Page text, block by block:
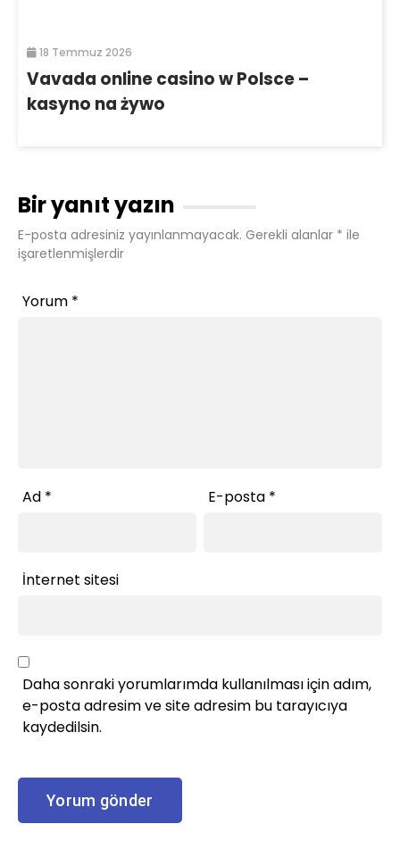
18 Temmuz 2026
Vavada online casino w Polsce –
kasyno na żywo
Bir yanıt yazın
E-posta adresiniz yayınlanmayacak. Gerekli alanlar * ile
işaretlenmişlerdir
Yorum *
Ad * E-posta *
İnternet sitesi
Daha sonraki yorumlarımda kullanılması için adım,
e-posta adresim ve site adresim bu tarayıcıya
kaydedilsin.